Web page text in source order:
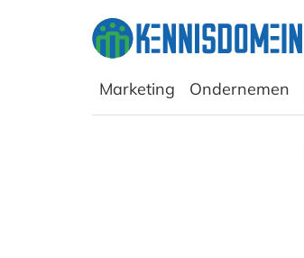
Marketing Ondernemen